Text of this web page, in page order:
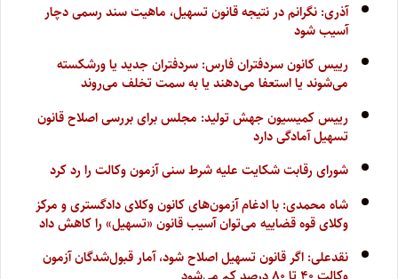
آذری: نگرانم در نتیجه قانون تسهیل، ماهیت سند رسمی دچار
آسیب شود
رییس کانون سردفتران فارس: سردفتران جدید یا ورشکسته
می‌شوند یا استعفا می‌دهند یا به سمت تخلف می‌روند
رییس کمیسیون جهش تولید: مجلس برای بررسی اصلاح قانون
تسهیل آمادگی دارد
شورای رقابت شکایت علیه شرط سنی آزمون وکالت را رد کرد
شاه محمدی: با ادغام آزمون‌های کانون وکلای دادگستری و مرکز
وکلای قوه قضاییه می‌توان آسیب قانون «تسهیل» را کاهش داد
نقدعلی: اگر قانون تسهیل اصلاح شود، آمار قبول‌شدگان آزمون